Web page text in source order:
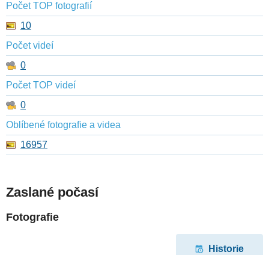
Počet TOP fotografií
10
Počet videí
0
Počet TOP videí
0
Oblíbené fotografie a videa
16957
Zaslané počasí
Fotografie
Historie